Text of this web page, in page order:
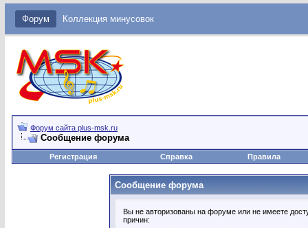
Форум Коллекция минусовок
Форум сайта plus-msk.ru
Сообщение форума
Регистрация Справка Правила
Сообщение форума
Вы не авторизованы на форуме или не имеете
причин: